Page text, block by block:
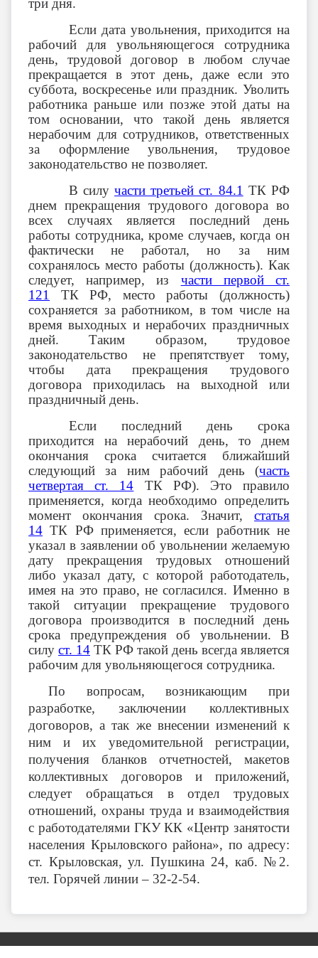
три дня.
Если дата увольнения, приходится на
рабочий для увольняющегося сотрудника
день, трудовой договор в любом случае
прекращается в этот день, даже если это
суббота, воскресенье или праздник. Уволить
работника раньше или позже этой даты на
том основании, что такой день является
нерабочим для сотрудников, ответственных
за оформление увольнения, трудовое
законодательство не позволяет.
В силучасти третьей ст. 84.1 ТК РФ
днем прекращения трудового договора во
всех случаях является последний день
работы сотрудника, кроме случаев, когда он
фактически не работал, но за ним
сохранялось место работы (должность). Как
следует, например, из части первой ст.
121
ТК РФ, место работы (должность)
сохраняется за работником, в том числе на
время выходных и нерабочих праздничных
дней. Таким образом, трудовое
законодательство не препятствует тому,
чтобы дата прекращения трудового
договора приходилась на выходной или
праздничный день.
Если последний день срока
приходится на нерабочий день, то днем
окончания срока считается ближайший
следующий за ним рабочий день (часть
четвертая ст. 14 ТК РФ). Это правило
применяется, когда необходимо определить
момент окончания срока. Значит, статья
14 ТК РФ применяется, если работник не
указал в заявлении об увольнении желаемую
дату прекращения трудовых отношений
либо указал дату, с которой работодатель,
имея на это право, не согласился. Именно в
такой ситуации прекращение трудового
договора производится в последний день
срока предупреждения об увольнении. В
силу ст. 14 ТК РФ такой день всегда является
рабочим для увольняющегося сотрудника.
По вопросам, возникающим при
разработке, заключении коллективных
договоров, а так же внесении изменений к
ним и их уведомительной регистрации,
получения бланков отчетностей, макетов
коллективных договоров и приложений,
следует обращаться в отдел трудовых
отношений, охраны труда и взаимодействия
с работодателями ГКУ КК «Центр занятости
населения Крыловского района», по адресу:
ст. Крыловская, ул. Пушкина 24, каб. №2.
тел. Горячей линии – 32-2-54.